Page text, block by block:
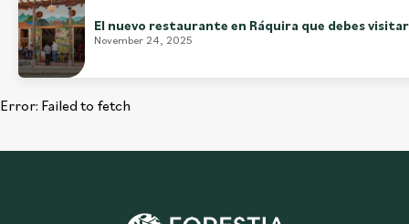
El nuevo restaurante en Ráquira que debes visitar
November 24, 2025
Error: Failed to fetch